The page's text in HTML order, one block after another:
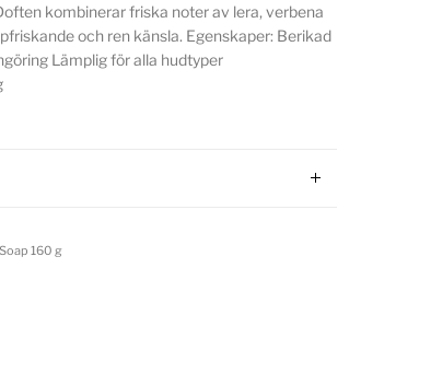
kombinerar friska noter av lera, verbena
och ren känsla. Egenskaper: Berikad
Lämplig för alla hudtyper
160 g